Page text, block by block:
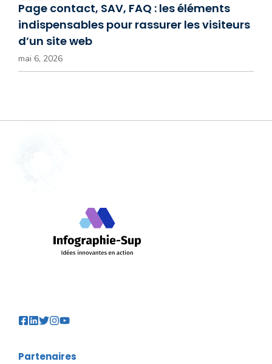
Page contact, SAV, FAQ : les éléments
indispensables pour rassurer les visiteurs
d’un site web
mai 6, 2026
Partenaires